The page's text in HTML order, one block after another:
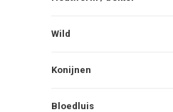
Wild
Konijnen
Bloedluis